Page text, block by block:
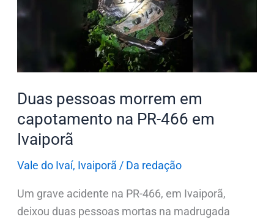
Duas pessoas morrem em
capotamento na PR-466 em
Ivaiporã
Vale do Ivaí, Ivaiporã / Da redação
Um grave acidente na PR-466, em Ivaiporã,
deixou duas pessoas mortas na madrugada
capotamento
466
Ivaiporã